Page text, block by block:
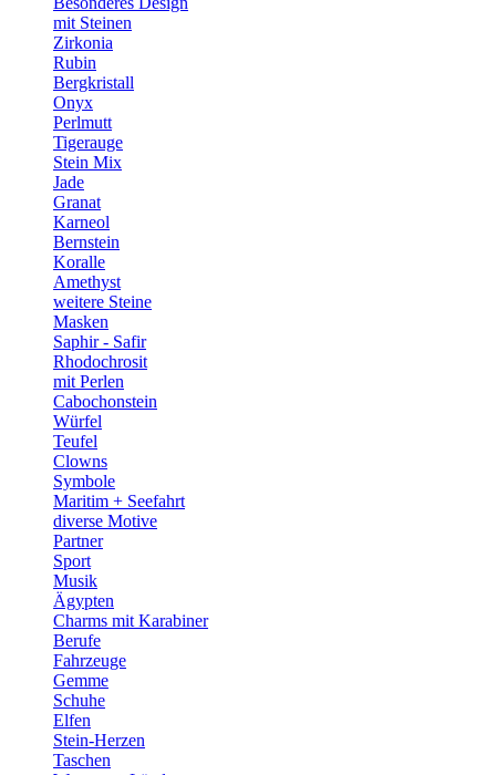
mit Steinen
Zirkonia
Rubin
Bergkristall
Onyx
Perlmutt
Tigerauge
Stein Mix
Jade
Granat
Karneol
Bernstein
Koralle
Amethyst
weitere Steine
Masken
Saphir - Safir
Rhodochrosit
mit Perlen
Cabochonstein
Würfel
Teufel
Clowns
Symbole
Maritim + Seefahrt
diverse Motive
Partner
Sport
Musik
Ägypten
Charms mit Karabiner
Berufe
Fahrzeuge
Gemme
Schuhe
Elfen
Stein-Herzen
Taschen